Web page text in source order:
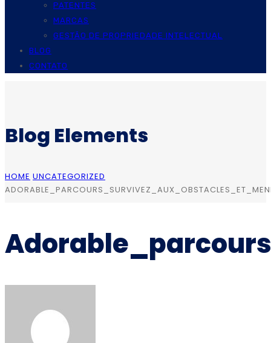
PATENTES
MARCAS
GESTÃO DE PROPRIEDADE INTELECTUAL
BLOG
CONTATO
Blog Elements
HOME UNCATEGORIZED